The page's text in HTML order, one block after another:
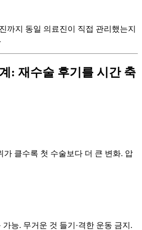
까지 동일 의료진이 직접 관리했는지
: 재수술 후기를 시간 축
가 클수록 첫 수술보다 더 큰 변화. 압
능. 무거운 것 들기·격한 운동 금지.